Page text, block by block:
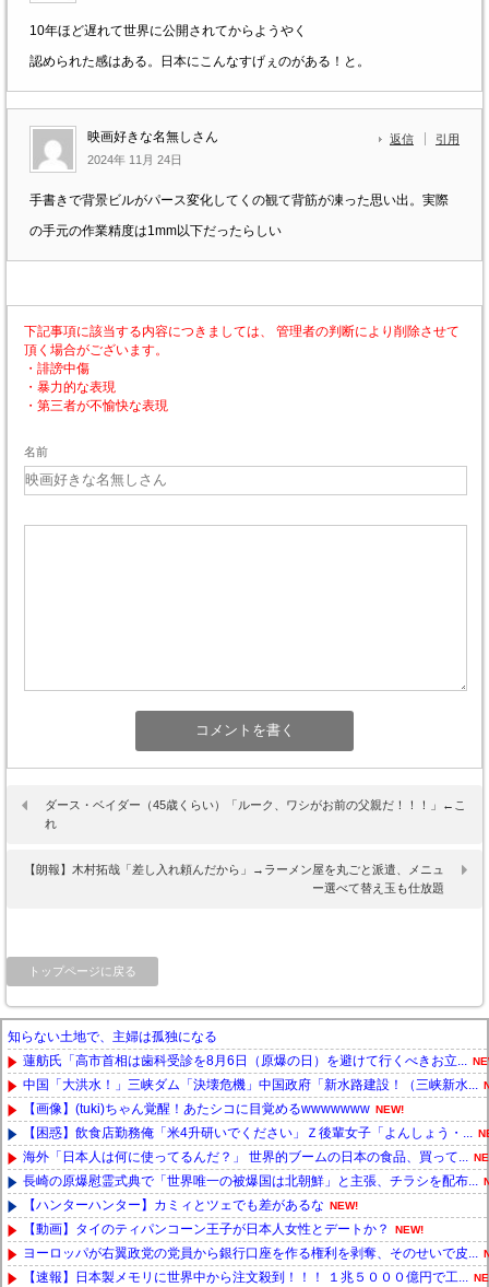
10年ほど遅れて世界に公開されてからようやく
認められた感はある。日本にこんなすげぇのがある！と。
映画好きな名無しさん
2024年 11月 24日
返信 引用
手書きで背景ビルがパース変化してくの観て背筋が凍った思い出。実際
の手元の作業精度は1mm以下だったらしい
下記事項に該当する内容につきましては、 管理者の判断により削除させて
頂く場合がございます。
・誹謗中傷
・暴力的な表現
・第三者が不愉快な表現
名前
ダース・ベイダー（45歳くらい）「ルーク、ワシがお前の父親だ！！！」←こ
れ
【朗報】木村拓哉「差し入れ頼んだから」→ラーメン屋を丸ごと派遣、メニュ
ー選べて替え玉も仕放題
トップページに戻る
知らない土地で、主婦は孤独になる
蓮舫氏「高市首相は歯科受診を8月6日（原爆の日）を避けて行くべきお立...
中国「大洪水！」三峡ダム「決壊危機」中国政府「新水路建設！（三峡新水...
【画像】(tuki)ちゃん覚醒！あたシコに目覚めるwwwwwww NEW!
【困惑】飲食店勤務俺「米4升研いでください」Ｚ後輩女子「よんしょう・...
海外「日本人は何に使ってるんだ？」 世界的ブームの日本の食品、買って...
長崎の原爆慰霊式典で「世界唯一の被爆国は北朝鮮」と主張、チラシを配布...
【ハンターハンター】カミィとツェでも差があるな NEW!
【動画】タイのティパンコーン王子が日本人女性とデートか？ NEW!
ヨーロッパが右翼政党の党員から銀行口座を作る権利を剥奪、そのせいで皮...
【速報】日本製メモリに世界中から注文殺到！！！ １兆５０００億円で工...